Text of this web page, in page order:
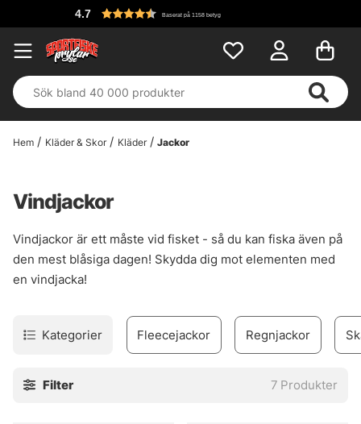
4.7 Baserat på 1158 betyg
Hem Kläder & Skor Kläder Jackor
Vindjackor
Vindjackor är ett måste vid fisket - så du kan fiska även på
den mest blåsiga dagen! Skydda dig mot elementen med
en vindjacka!
Kategorier Fleecejackor Regnjackor
Filter 7 Produkter